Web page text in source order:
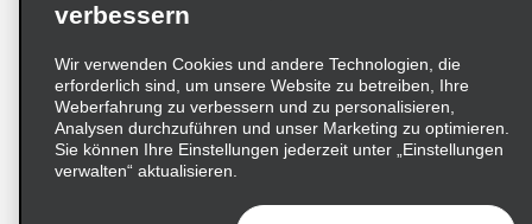
Impressum Nutzungsbedingungen
Datenschutzrichtlinie
Cookie-Richtlinie
Datenschutzoptionen
Lieferkettensorgfaltspflichtengesetz (LkSG) Grundsatzerklärung
Beschwerdeverfahren nach dem
verbessern
Wir verwenden Cookies und andere Technologien, die
erforderlich sind, um unsere Website zu betreiben, Ihre
Weberfahrung zu verbessern und zu personalisieren,
Analysen durchzuführen und unser Marketing zu optimieren.
Sie können Ihre Einstellungen jederzeit unter „Einstellungen
verwalten“ aktualisieren.